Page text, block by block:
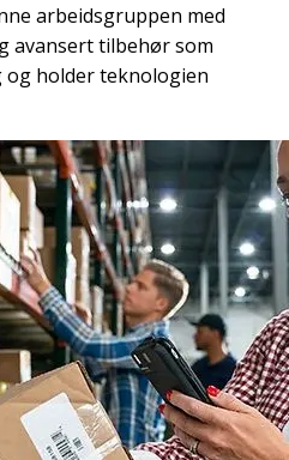
arbeidsgruppen med
avansert tilbehør som
holder teknologien